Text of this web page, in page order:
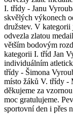
I. třídy - Janu
skvělých výkonech
družstev. V kategorii
odvezla zlatou
větším bodovým
kategorii I. tříd Jan
individuálním
třídy - Šimona
místo žáků V. třídy -
děkujeme za
moc gratulujeme.
sportovní den i přes